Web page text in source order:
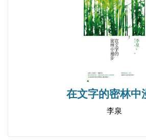
在文字的密林中
李泉